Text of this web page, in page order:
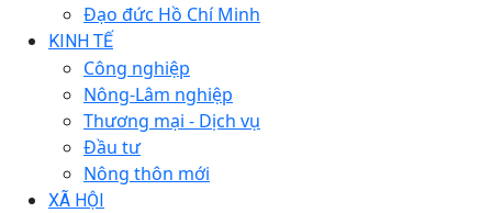
Đạo đức Hồ Chí Minh
KINH TẾ
Công nghiệp
Nông-Lâm nghiệp
Thương mại - Dịch vụ
Đầu tư
Nông thôn mới
XÃ HỘI